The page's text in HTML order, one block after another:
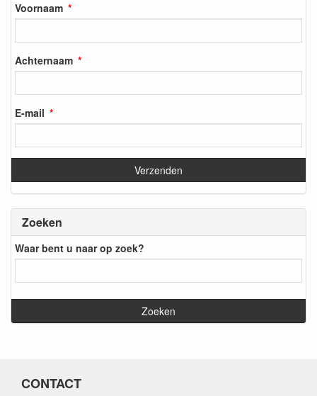
Voornaam
Achternaam
E-mail
Zoeken
Waar bent u naar op zoek?
CONTACT